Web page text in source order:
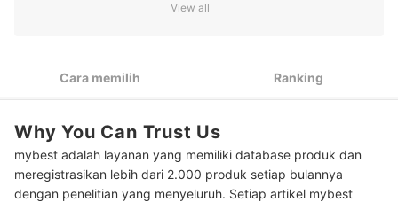
segitiga, bunga, dan anting hijab bulat
4
5
Hindari warna anting yang sama dengan warna hijab karena
berisiko tidak terlihat
Peringkat Anting Hijab Terbaik
View all
Cara memilih Ranking
Why You Can Trust Us
mybest adalah layanan yang memiliki database produk dan
meregistrasikan lebih dari 2.000 produk setiap bulannya
dengan penelitian yang menyeluruh. Setiap artikel mybest